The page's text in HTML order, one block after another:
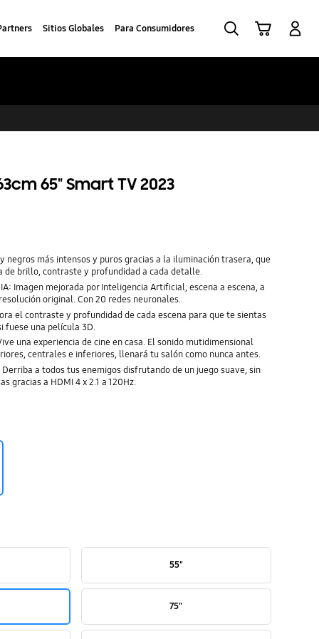
Sitios Globales Para Consumidores
65" Smart TV 2023
negros más intensos y puros gracias a la iluminación trasera, que
de brillo, contraste y profundidad a cada detalle.
Imagen mejorada por Inteligencia Artificial, escena a escena, a
original. Con 20 redes neuronales.
el contraste y profundidad de cada escena para que te sientas
fuese una película 3D.
una experiencia de cine en casa. El sonido mutidimensional
centrales e inferiores, llenará tu salón como nunca antes.
a todos tus enemigos disfrutando de un juego suave, sin
gracias a HDMI 4 x 2.1 a 120Hz.
55"
75"